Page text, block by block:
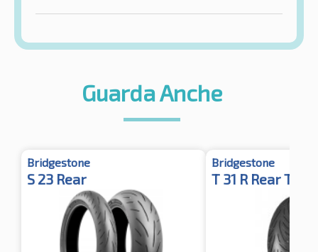
Guarda Anche
Bridgestone
S 23 Rear
Bridgestone
T 31 R Rear TL